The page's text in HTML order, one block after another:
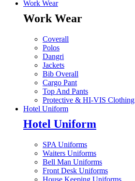
Work Wear
Work Wear
Coverall
Polos
Dangri
Jackets
Bib Overall
Cargo Pant
Top And Pants
Protective & HI-VIS Clothing
Hotel Uniform
Hotel Uniform
SPA Uniforms
Waiters Uniforms
Bell Man Uniforms
Front Desk Uniforms